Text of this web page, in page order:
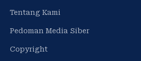
Tentang Kami
Pedoman Media Siber
Copyright